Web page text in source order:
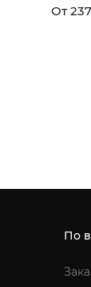
От
По